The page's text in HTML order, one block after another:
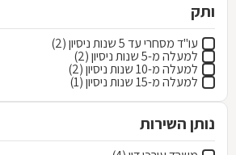
ותק
עו"ד מסחרי עד 5 שנות ניסיון (2)
למעלה מ-5 שנות ניסיון (2)
למעלה מ-10 שנות ניסיון (2)
למעלה מ-15 שנות ניסיון (1)
נותן השירות